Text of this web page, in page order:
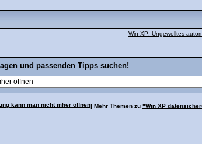
Win XP: Ungewolltes
und passenden Tipps suchen!
kann man nicht mher öffnen| Mehr Themen zu "Win XP